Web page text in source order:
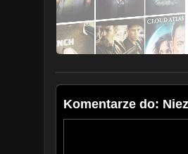
Komentarze do: